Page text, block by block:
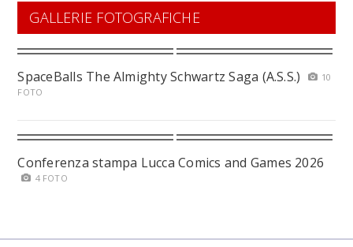
GALLERIE FOTOGRAFICHE
SpaceBalls The Almighty Schwartz Saga (A.S.S.)
10
FOTO
Conferenza stampa Lucca Comics and Games 2026
4 FOTO